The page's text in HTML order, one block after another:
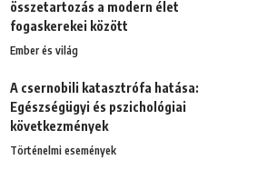
összetartozás a modern élet
fogaskerekei között
Ember és világ
A csernobili katasztrófa hatása:
Egészségügyi és pszichológiai
következmények
Történelmi események